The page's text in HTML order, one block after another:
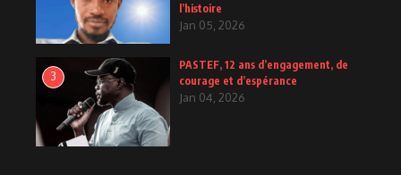
l’histoire
Jan 05, 2026
3
PASTEF, 12 ans d’engagement, de
courage et d’espérance
Jan 04, 2026